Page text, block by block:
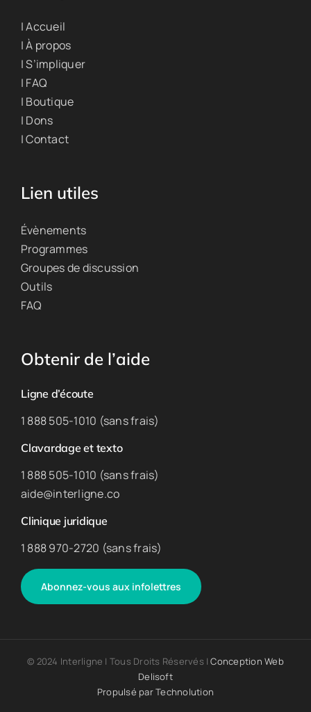
| Accueil
| À propos
| S’impliquer
| FAQ
| Boutique
| Dons
| Contact
Lien utiles
Évènements
Programmes
Groupes de discussion
Outils
FAQ
Obtenir de l’aide
Ligne d’écoute
1 888 505-1010 (sans frais)
Clavardage et texto
1 888 505-1010 (sans frais)
aide@interligne.co
Clinique juridique
1 888 970-2720 (sans frais)
Abonnez-vous aux infolettres
© 2024 Interligne | Tous Droits Réservés |Conception Web
Delisoft
Propulsé parTechnolution